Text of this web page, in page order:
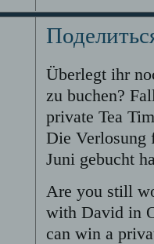
Überlegt ihr
zu buchen?
private Tea
Die Verlosung
Juni gebucht
Are you still
with David in
can win a